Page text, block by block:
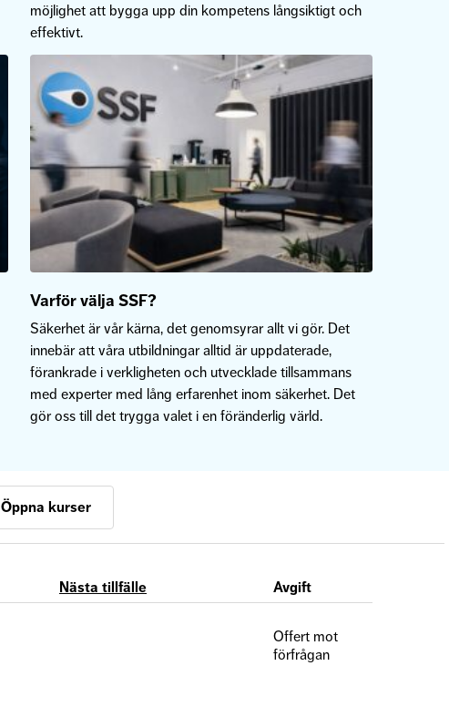
möjlighet att bygga upp din kompetens långsiktigt och
effektivt.
Varför välja SSF?
Säkerhet är vår kärna, det genomsyrar allt vi gör. Det
innebär att våra utbildningar alltid är uppdaterade,
förankrade i verkligheten och utvecklade tillsammans
med experter med lång erfarenhet inom säkerhet. Det
gör oss till det trygga valet i en föränderlig värld.
Öppna kurser
Nästa tillfälle Avgift
Offert mot
förfrågan